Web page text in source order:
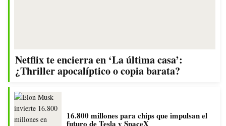
Netflix te encierra en ‘La última casa’:
¿Thriller apocalíptico o copia barata?
16.800 millones para chips que impulsan el
futuro de Tesla y SpaceX